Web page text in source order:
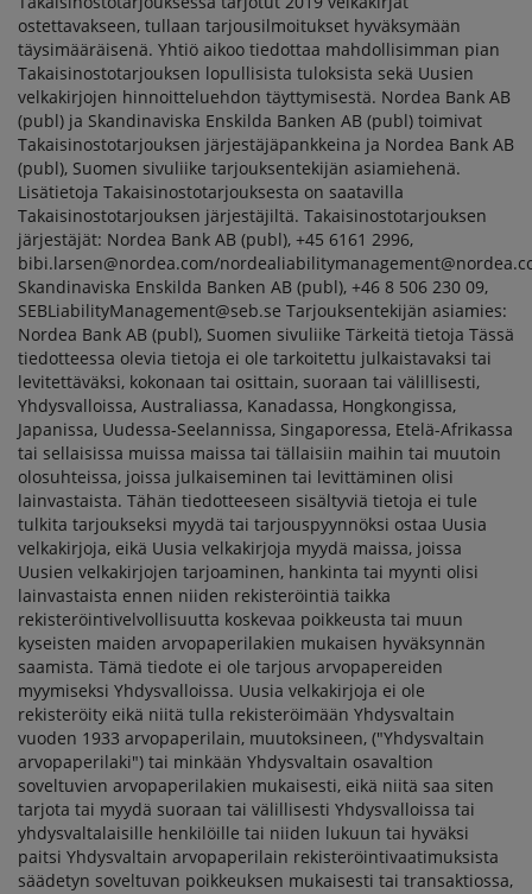
ostettavakseen, tullaan tarjousilmoitukset hyväksymään
täysimääräisenä. Yhtiö aikoo tiedottaa mahdollisimman pian
Takaisinostotarjouksen lopullisista tuloksista sekä Uusien
velkakirjojen hinnoitteluehdon täyttymisestä. Nordea Bank AB
(publ) ja Skandinaviska Enskilda Banken AB (publ) toimivat
Takaisinostotarjouksen järjestäjäpankkeina ja Nordea Bank AB
(publ), Suomen sivuliike tarjouksentekijän asiamiehenä.
Lisätietoja Takaisinostotarjouksesta on saatavilla
Takaisinostotarjouksen järjestäjiltä. Takaisinostotarjouksen
järjestäjät: Nordea Bank AB (publ), +45 6161 2996,
bibi.larsen@nordea.com/
Skandinaviska Enskilda Banken AB (publ), +46 8 506 230 09,
SEBLiabilityManagement@seb.se Tarjouksentekijän asiamies:
Nordea Bank AB (publ), Suomen sivuliike Tärkeitä tietoja Tässä
tiedotteessa olevia tietoja ei ole tarkoitettu julkaistavaksi tai
levitettäväksi, kokonaan tai osittain, suoraan tai välillisesti,
Yhdysvalloissa, Australiassa, Kanadassa, Hongkongissa,
Japanissa, Uudessa-Seelannissa, Singaporessa, Etelä-Afrikassa
tai sellaisissa muissa maissa tai tällaisiin maihin tai muutoin
olosuhteissa, joissa julkaiseminen tai levittäminen olisi
lainvastaista. Tähän tiedotteeseen sisältyviä tietoja ei tule
tulkita tarjoukseksi myydä tai tarjouspyynnöksi ostaa Uusia
velkakirjoja, eikä Uusia velkakirjoja myydä maissa, joissa
Uusien velkakirjojen tarjoaminen, hankinta tai myynti olisi
lainvastaista ennen niiden rekisteröintiä taikka
rekisteröintivelvollisuutta koskevaa poikkeusta tai muun
kyseisten maiden arvopaperilakien mukaisen hyväksynnän
saamista. Tämä tiedote ei ole tarjous arvopapereiden
myymiseksi Yhdysvalloissa. Uusia velkakirjoja ei ole
rekisteröity eikä niitä tulla rekisteröimään Yhdysvaltain
vuoden 1933 arvopaperilain, muutoksineen, ("Yhdysvaltain
arvopaperilaki") tai minkään Yhdysvaltain osavaltion
soveltuvien arvopaperilakien mukaisesti, eikä niitä saa siten
tarjota tai myydä suoraan tai välillisesti Yhdysvalloissa tai
yhdysvaltalaisille henkilöille tai niiden lukuun tai hyväksi
paitsi Yhdysvaltain arvopaperilain rekisteröintivaatimuksista
säädetyn soveltuvan poikkeuksen mukaisesti tai transaktiossa,